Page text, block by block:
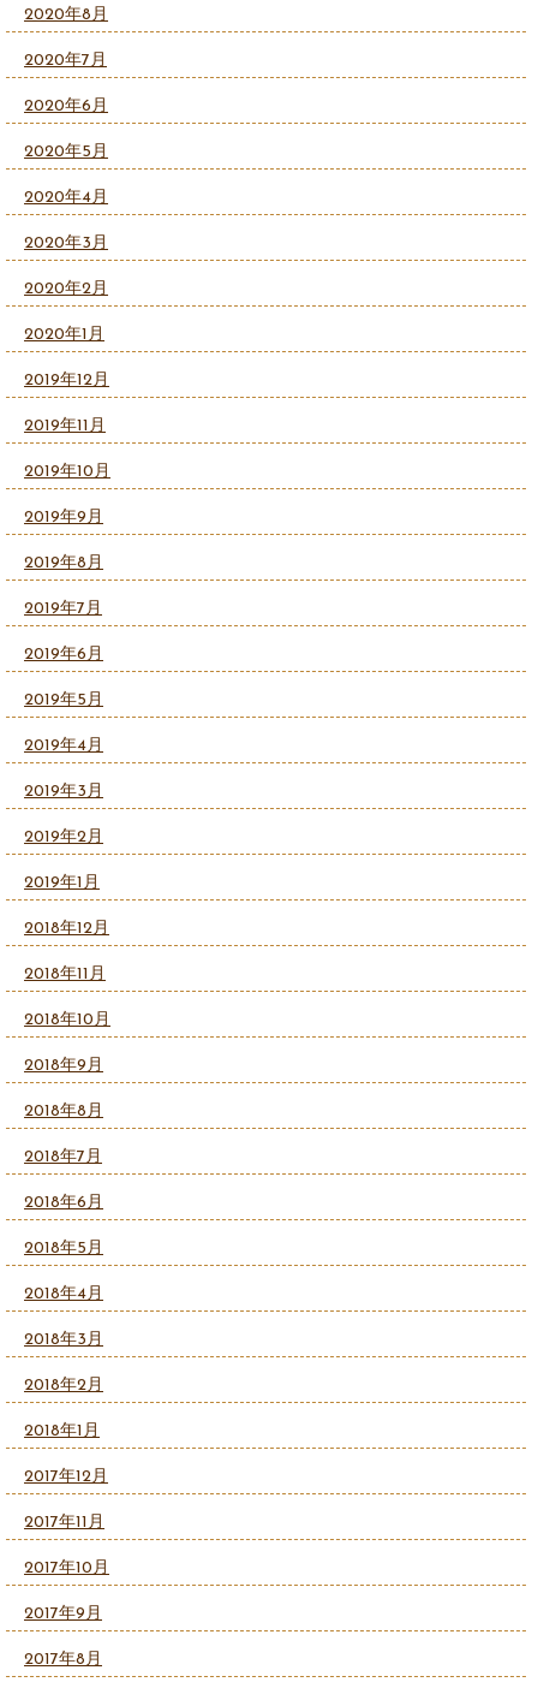
2020年8月
2020年7月
2020年6月
2020年5月
2020年4月
2020年3月
2020年2月
2020年1月
2019年12月
2019年11月
2019年10月
2019年9月
2019年8月
2019年7月
2019年6月
2019年5月
2019年4月
2019年3月
2019年2月
2019年1月
2018年12月
2018年11月
2018年10月
2018年9月
2018年8月
2018年7月
2018年6月
2018年5月
2018年4月
2018年3月
2018年2月
2018年1月
2017年12月
2017年11月
2017年10月
2017年9月
2017年8月